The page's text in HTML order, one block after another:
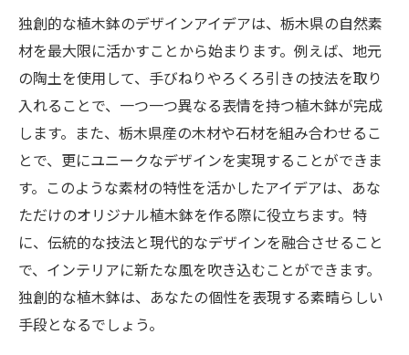
独創的な植木鉢のデザインアイデアは、栃木県の自然素
材を最大限に活かすことから始まります。例えば、地元
の陶土を使用して、手びねりやろくろ引きの技法を取り
入れることで、一つ一つ異なる表情を持つ植木鉢が完成
します。また、栃木県産の木材や石材を組み合わせるこ
とで、更にユニークなデザインを実現することができま
す。このような素材の特性を活かしたアイデアは、あな
ただけのオリジナル植木鉢を作る際に役立ちます。特
に、伝統的な技法と現代的なデザインを融合させること
で、インテリアに新たな風を吹き込むことができます。
独創的な植木鉢は、あなたの個性を表現する素晴らしい
手段となるでしょう。